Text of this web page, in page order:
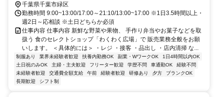
分
千葉県千葉市緑区
勤務時間 9:00~13:00/17:00～21:10/13:00~17:00 ※1日3.5時間以上・
週2日～応相談 ※土日どちらか必須
仕事内容 仕事内容 新鮮な野菜や果物、 手作り弁当やお菓子などを取
扱う 食のセレクトショップ「わくわく広場」で 販売業務全般をお願
いします。 ＜具体的には＞ ・レジ ・接客 ・品出し ・店内清掃 な...
制服あり 業界未経験者歓迎 扶養内勤務OK 副業・WワークOK
1日4時間以内OK
土日祝のみOK
主婦・主夫歓迎 フリーター歓迎 学歴不問 車通勤OK
経験不問
未経験者歓迎
交通費全額支給 午前 経験者歓迎 研修あり 夕方
ブランクOK
長期歓迎
シフト制